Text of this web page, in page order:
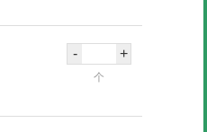
- +
个